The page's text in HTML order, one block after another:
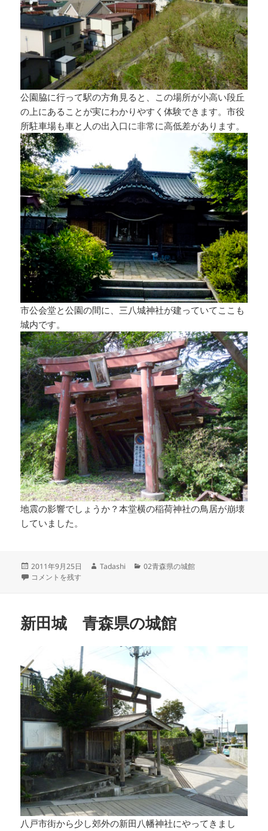
公園脇に行って駅の方角見ると、この場所が小高い段丘
の上にあることが実にわかりやすく体験できます。市役
所駐車場も車と人の出入口に非常に高低差があります。
市公会堂と公園の間に、三八城神社が建っていてここも
城内です。
地震の影響でしょうか？本堂横の稲荷神社の鳥居が崩壊
していました。
投
稿
2011年9月25日
作
Tadashi
カ
02青森県の城館
八戸城 青森県の城館 に
コメントを残す
新田城 青森県の城館
八戸市街から少し郊外の新田八幡神社にやってきまし